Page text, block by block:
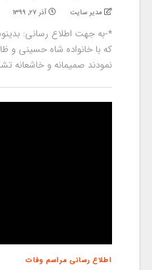
مدیر سایت آذر ۲۷, ۱۳۹۹
*-به جهت اطلاع رسانی:
که با خانواده شاه حسینی
نمودند صمیمانه و خاشعانه
اطلاع رسانی مراسم وفات